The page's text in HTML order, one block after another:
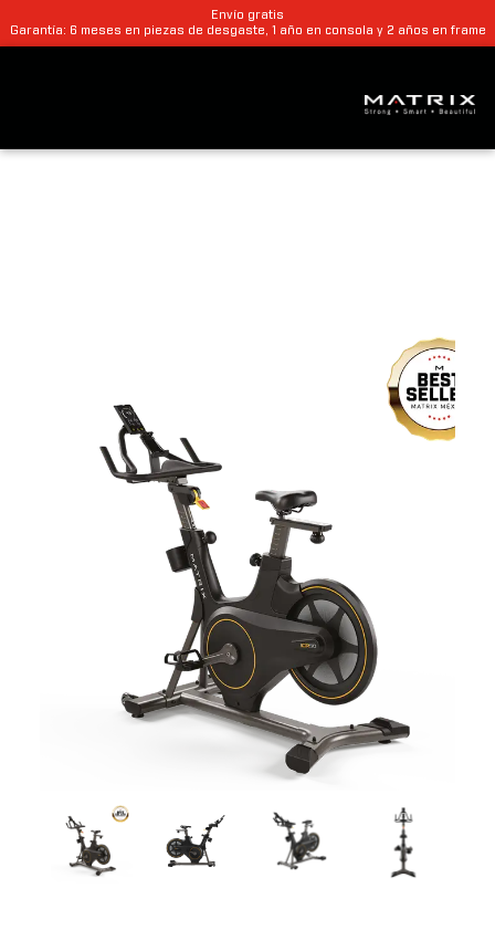
Envío gratis
Garantía: 6 meses en piezas de desgaste, 1 año en consola y 2 años en frame